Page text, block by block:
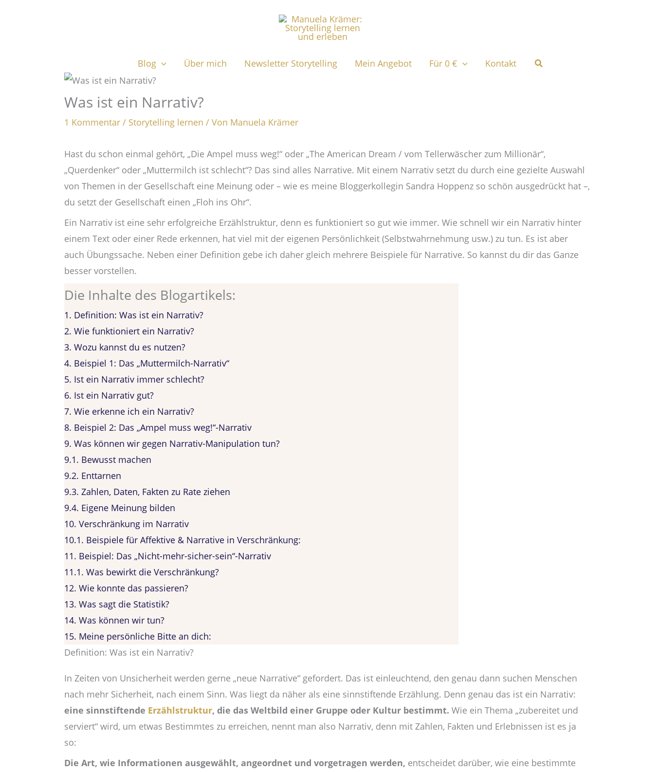
Blog Über mich Newsletter Storytelling Mein Angebot Für 0 € Kontakt Suchen
Was ist ein Narrativ?
1 Kommentar / Storytelling lernen / Von Manuela Krämer
Hast du schon einmal gehört, „Die Ampel muss weg!“ oder „The American Dream / vom Tellerwäscher zum Millionär“,
„Querdenker“ oder „Muttermilch ist schlecht“? Das sind alles Narrative. Mit einem Narrativ setzt du durch eine gezielte Auswahl
von Themen in der Gesellschaft eine Meinung oder – wie es meine Bloggerkollegin Sandra Hoppenz so schön ausgedrückt hat –,
du setzt der Gesellschaft einen „Floh ins Ohr“.
Ein Narrativ ist eine sehr erfolgreiche Erzählstruktur, denn es funktioniert so gut wie immer. Wie schnell wir ein Narrativ hinter
einem Text oder einer Rede erkennen, hat viel mit der eigenen Persönlichkeit (Selbstwahrnehmung usw.) zu tun. Es ist aber
auch Übungssache. Neben einer Definition gebe ich daher gleich mehrere Beispiele für Narrative. So kannst du dir das Ganze
besser vorstellen.
Die Inhalte des Blogartikels:
1. Definition: Was ist ein Narrativ?
2. Wie funktioniert ein Narrativ?
3. Wozu kannst du es nutzen?
4. Beispiel 1: Das „Muttermilch-Narrativ“
5. Ist ein Narrativ immer schlecht?
6. Ist ein Narrativ gut?
7. Wie erkenne ich ein Narrativ?
8. Beispiel 2: Das „Ampel muss weg!“-Narrativ
9. Was können wir gegen Narrativ-Manipulation tun?
9.1. Bewusst machen
9.2. Enttarnen
9.3. Zahlen, Daten, Fakten zu Rate ziehen
9.4. Eigene Meinung bilden
10. Verschränkung im Narrativ
10.1. Beispiele für Affektive & Narrative in Verschränkung:
11. Beispiel: Das „Nicht-mehr-sicher-sein“-Narrativ
11.1. Was bewirkt die Verschränkung?
12. Wie konnte das passieren?
13. Was sagt die Statistik?
14. Was können wir tun?
15. Meine persönliche Bitte an dich:
Definition: Was ist ein Narrativ?
In Zeiten von Unsicherheit werden gerne „neue Narrative“ gefordert. Das ist einleuchtend, den genau dann suchen Menschen
nach mehr Sicherheit, nach einem Sinn. Was liegt da näher als eine sinnstiftende Erzählung. Denn genau das ist ein Narrativ:
eine sinnstiftende Erzählstruktur, die das Weltbild einer Gruppe oder Kultur bestimmt. Wie ein Thema „zubereitet und
serviert“ wird, um etwas Bestimmtes zu erreichen, nennt man also Narrativ, denn mit Zahlen, Fakten und Erlebnissen ist es ja
so:
Die Art, wie Informationen ausgewählt, angeordnet und vorgetragen werden, entscheidet darüber, wie eine bestimmte